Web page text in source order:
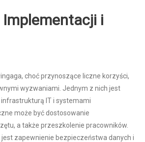
i
choć przynoszące liczne korzyści,
wyzwaniami. Jednym z nich jest
IT i systemami
może być dostosowanie
a także przeszkolenie pracowników.
zapewnienie bezpieczeństwa danych i